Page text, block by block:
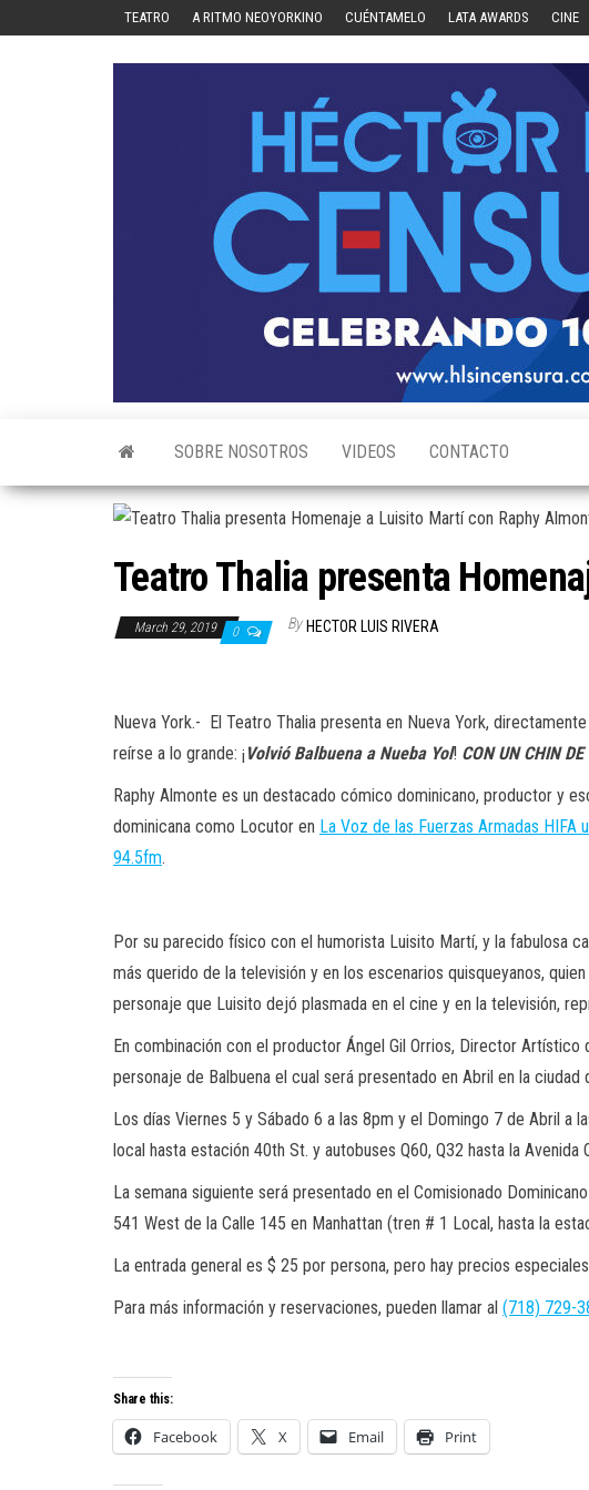
TEATRO A RITMO NEOYORKINO CUÉNTAMELO LATA AWARDS CINE
SOBRE NOSOTROS VIDEOS CONTACTO
Teatro Thalia presenta
March 29, 2019 0 By HECTOR LUIS RIVERA
Nueva York.- El Teatro Thalia presenta en Nueva York,
reírse a lo grande: ¡ Volvió Balbuena a Nueba Yol! CON UN CHIN DE
Raphy Almonte es un destacado cómico dominicano, productor y
dominicana como Locutor en La Voz de las Fuerzas Armadas HIFA
94.5fm.
Por su parecido físico con el humorista Luisito Martí, y la fabulosa
más querido de la televisión y en los escenarios quisqueyanos,
personaje que Luisito dejó plasmada en el cine y en la televisión,
En combinación con el productor Ángel Gil Orrios, Director
personaje de Balbuena el cual será presentado en Abril en la
Los días Viernes 5 y Sábado 6 a las 8pm y el Domingo 7 de Abril a
local hasta estación 40th St. y autobuses Q60, Q32 hasta la Avenida
La semana siguiente será presentado en el Comisionado
541 West de la Calle 145 en Manhattan (tren # 1 Local, hasta la
La entrada general es $ 25 por persona, pero hay precios
Para más información y reservaciones, pueden llamar al (718) 729-
Share this:
Facebook X Email Print